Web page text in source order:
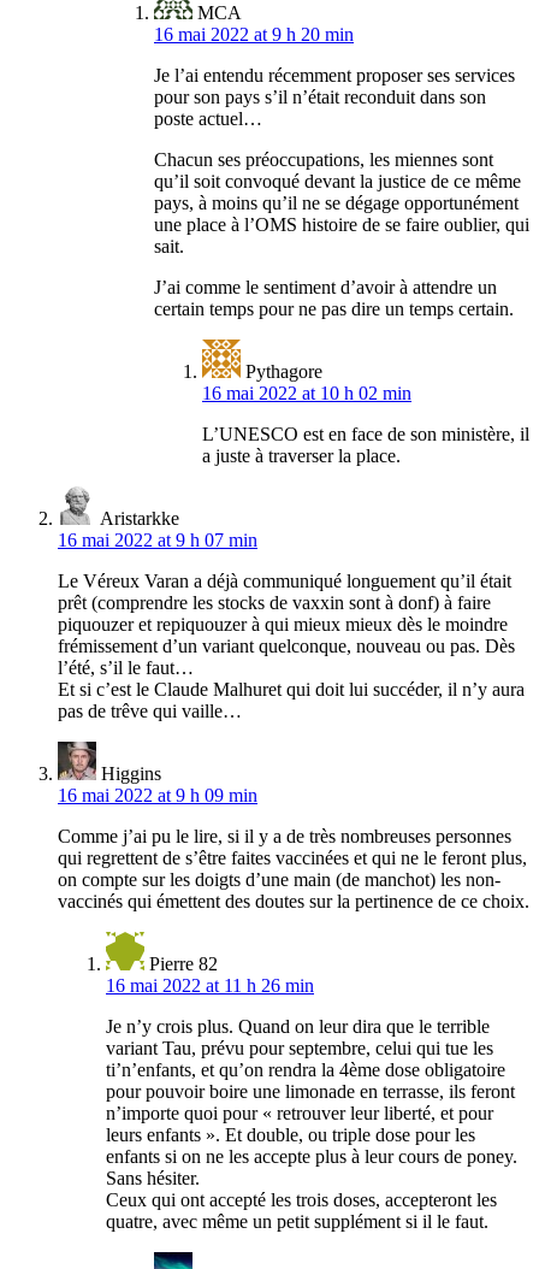
MCA
16 mai 2022 at 9 h 20 min
Je l’ai entendu récemment proposer ses services
pour son pays s’il n’était reconduit dans son
poste actuel…
Chacun ses préoccupations, les miennes sont
qu’il soit convoqué devant la justice de ce même
pays, à moins qu’il ne se dégage opportunément
une place à l’OMS histoire de se faire oublier, qui
sait.
J’ai comme le sentiment d’avoir à attendre un
certain temps pour ne pas dire un temps certain.
Pythagore
16 mai 2022 at 10 h 02 min
L’UNESCO est en face de son ministère, il
a juste à traverser la place.
Aristarkke
16 mai 2022 at 9 h 07 min
Le Véreux Varan a déjà communiqué longuement qu’il était
prêt (comprendre les stocks de vaxxin sont à donf) à faire
piquouzer et repiquouzer à qui mieux mieux dès le moindre
frémissement d’un variant quelconque, nouveau ou pas. Dès
l’été, s’il le faut…
Et si c’est le Claude Malhuret qui doit lui succéder, il n’y aura
pas de trêve qui vaille…
Higgins
16 mai 2022 at 9 h 09 min
Comme j’ai pu le lire, si il y a de très nombreuses personnes
qui regrettent de s’être faites vaccinées et qui ne le feront plus,
on compte sur les doigts d’une main (de manchot) les non-
vaccinés qui émettent des doutes sur la pertinence de ce choix.
Pierre 82
16 mai 2022 at 11 h 26 min
Je n’y crois plus. Quand on leur dira que le terrible
variant Tau, prévu pour septembre, celui qui tue les
ti’n’enfants, et qu’on rendra la 4ème dose obligatoire
pour pouvoir boire une limonade en terrasse, ils feront
n’importe quoi pour « retrouver leur liberté, et pour
leurs enfants ». Et double, ou triple dose pour les
enfants si on ne les accepte plus à leur cours de poney.
Sans hésiter.
Ceux qui ont accepté les trois doses, accepteront les
quatre, avec même un petit supplément si il le faut.